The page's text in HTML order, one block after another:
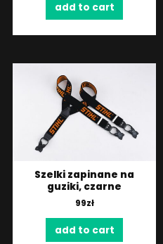
add to cart
Szelki zapinane na
guziki, czarne
99zł
add to cart